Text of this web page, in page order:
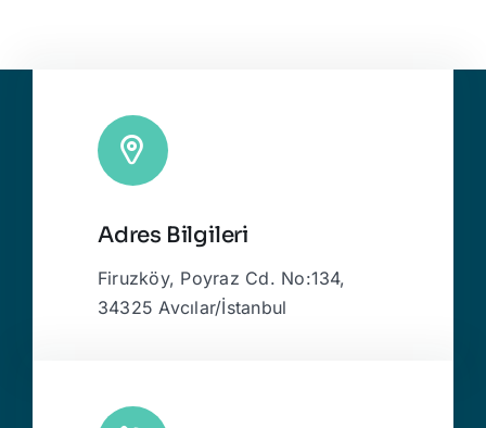
Adres Bilgileri
Firuzköy, Poyraz Cd. No:134,
34325 Avcılar/İstanbul